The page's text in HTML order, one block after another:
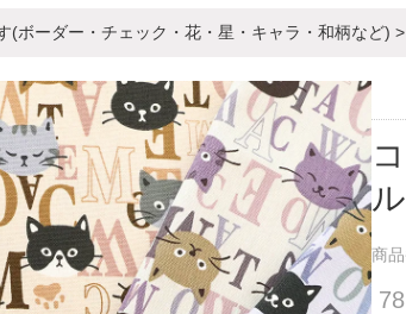
(ボーダー・チェック・花・星・キャラ・和柄など) >
商